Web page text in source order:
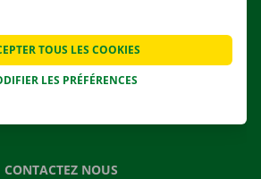
APPLI
DE DÉMÉNAGEMENT
CONTACTEZ NOUS
LES PRÉFÉRENCES
TOUS LES COOKIES